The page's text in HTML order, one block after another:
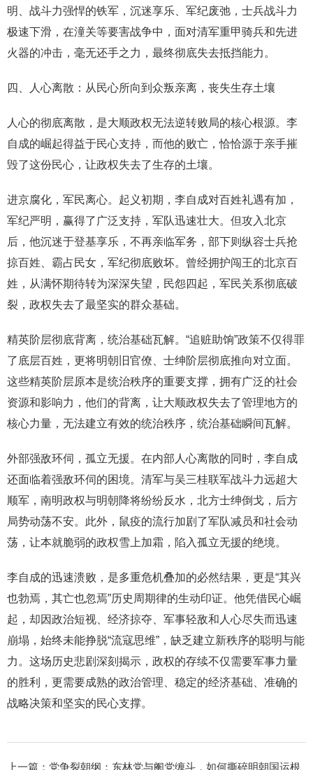
明、战斗力强悍的铁军，沉迷享乐、军纪废弛，士兵战斗力
极速下滑，在潼关等要害战争中，面对清军重甲骑兵和先进
火器的冲击，毫无还手之力，最终彻底失去抵挡能力。
四、人心离散：从民心所向到众叛亲离，丧失生存土壤
人心的彻底离散，是大顺政权无法逆转败局的核心根源。李
自成的崛起得益于民心支持，而他的败亡，恰恰源于亲手摧
毁了这份民心，让政权失去了生存的土壤。
进京腐化，军民离心。起义初期，李自成对百姓礼遇有加，
军纪严明，赢得了广泛支持，军队迅速壮大。但攻入北京
后，他沉迷于登基享乐，不再亲临军务，部下则纵容士兵抢
掠百姓、霸占民女，军纪彻底败坏。曾经拥护闯王的北京百
姓，从满怀期待转为深深失望，民怨四起，军民关系彻底破
裂，政权失去了最坚实的群众基础。
精英阶层彻底背离，统治基础瓦解。“追赃助饷”政策不仅得罪
了底层百姓，更将明朝旧官僚、士绅阶层彻底推向对立面。
这些精英阶层原本是统治秩序的重要支撑，拥有广泛的社会
资源和影响力，他们的背离，让大顺政权失去了管理地方的
核心力量，无法建立有效的统治秩序，统治基础瞬间瓦解。
外部强敌环伺，孤立无援。在内部人心离散的同时，李自成
还面临着强敌环伺的困境。清军与吴三桂联军战斗力远超大
顺军，南明政权与明朝降将纷纷反水，北方士绅倒戈，后方
局势动荡不安。此外，鼠疫的流行加剧了军队减员和社会动
荡，让本就脆弱的政权雪上加霜，陷入孤立无援的绝境。
李自成的迅速溃败，是多重危机叠加的必然结果，更是“其兴
也勃焉，其亡也忽焉”历史周期律的生动印证。他凭借民心崛
起，却因政治短视、经济掠夺、军事轻敌和人心尽失而迅速
崩塌，始终未能挣脱“流寇思维”，缺乏建立新秩序的聪明与能
力。这场历史悲剧深刻揭示，政权的存续不仅需要军事力量
的胜利，更需要成熟的政治管理、稳定的经济基础、准确的
战略决策和坚实的民心支撑。
上一篇： 党争裂朝纲：东林党与阉党缠斗，如何撕碎明朝国运根